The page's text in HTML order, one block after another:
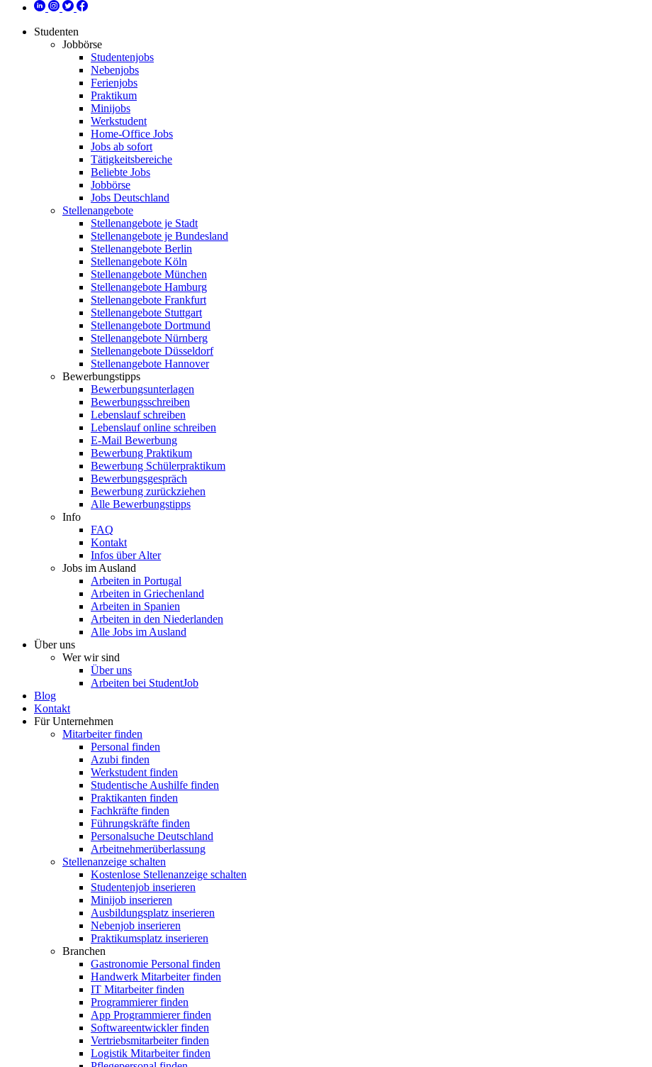
Studenten
Jobbörse
Studentenjobs
Nebenjobs
Ferienjobs
Praktikum
Minijobs
Werkstudent
Home-Office Jobs
Jobs ab sofort
Tätigkeitsbereiche
Beliebte Jobs
Jobbörse
Jobs Deutschland
Stellenangebote
Stellenangebote je Stadt
Stellenangebote je Bundesland
Stellenangebote Berlin
Stellenangebote Köln
Stellenangebote München
Stellenangebote Hamburg
Stellenangebote Frankfurt
Stellenangebote Stuttgart
Stellenangebote Dortmund
Stellenangebote Nürnberg
Stellenangebote Düsseldorf
Stellenangebote Hannover
Bewerbungstipps
Bewerbungsunterlagen
Bewerbungsschreiben
Lebenslauf schreiben
Lebenslauf online schreiben
E-Mail Bewerbung
Bewerbung Praktikum
Bewerbung Schülerpraktikum
Bewerbungsgespräch
Bewerbung zurückziehen
Alle Bewerbungstipps
Info
FAQ
Kontakt
Infos über Alter
Jobs im Ausland
Arbeiten in Portugal
Arbeiten in Griechenland
Arbeiten in Spanien
Arbeiten in den Niederlanden
Alle Jobs im Ausland
Über uns
Wer wir sind
Über uns
Arbeiten bei StudentJob
Blog
Kontakt
Für Unternehmen
Mitarbeiter finden
Personal finden
Azubi finden
Werkstudent finden
Studentische Aushilfe finden
Praktikanten finden
Fachkräfte finden
Führungskräfte finden
Personalsuche Deutschland
Arbeitnehmerüberlassung
Stellenanzeige schalten
Kostenlose Stellenanzeige schalten
Studentenjob inserieren
Minijob inserieren
Ausbildungsplatz inserieren
Nebenjob inserieren
Praktikumsplatz inserieren
Branchen
Gastronomie Personal finden
Handwerk Mitarbeiter finden
IT Mitarbeiter finden
Programmierer finden
App Programmierer finden
Softwareentwickler finden
Vertriebsmitarbeiter finden
Logistik Mitarbeiter finden